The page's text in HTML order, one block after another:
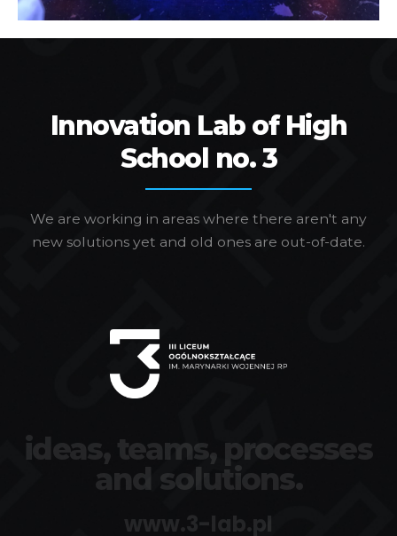
Innovation Lab of High
School no. 3
We are working in areas where there aren't any
new solutions yet and old ones are out-of-date.
ideas, teams, processes
and solutions.
www.3-lab.pl